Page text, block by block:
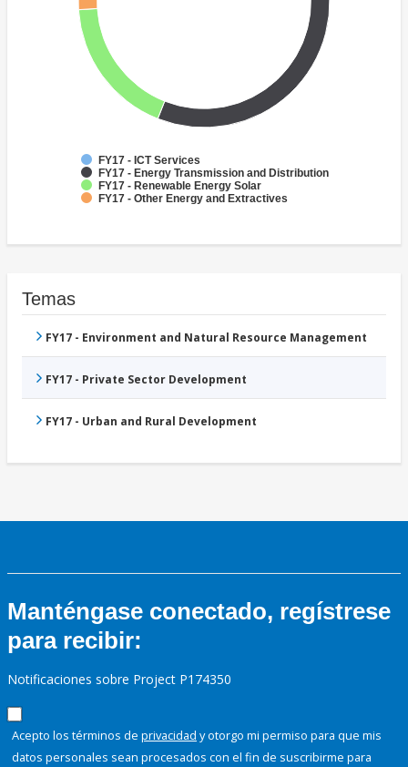
FY17 - ICT Services
FY17 - Energy Transmission and Distribution
FY17 - Renewable Energy Solar
FY17 - Other Energy and Extractives
Temas
FY17 - Environment and Natural Resource Management
FY17 - Private Sector Development
FY17 - Urban and Rural Development
Manténgase conectado, regístrese
para recibir:
Notificaciones sobre Project P174350
Acepto los términos de privacidad y otorgo mi permiso para que mis
datos personales sean procesados con el fin de suscribirme para